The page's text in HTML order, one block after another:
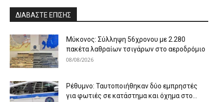
ΔΙΑΒΑΣΤΕ ΕΠΙΣΗΣ
Μύκονος: Σύλληψη 56χρονου με 2.280
πακέτα λαθραίων τσιγάρων στο αεροδρόμιο
08/08/2026
Ρέθυμνο: Ταυτοποιήθηκαν δύο εμπρηστές
για φωτιές σε κατάστημα και όχημα στο...